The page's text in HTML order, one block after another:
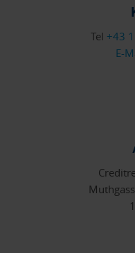
Tel +43
E-